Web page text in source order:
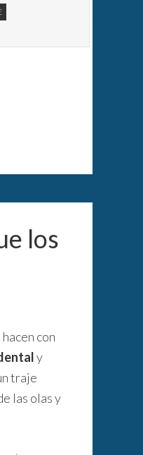
los
con
y
traje
las olas y